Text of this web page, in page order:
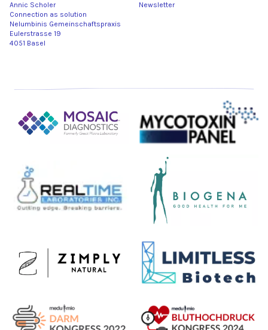
Annic Scholer
Connection as solution
Nelumbinis Gemeinschaftspraxis
Eulerstrasse 19
4051 Basel
Newsletter